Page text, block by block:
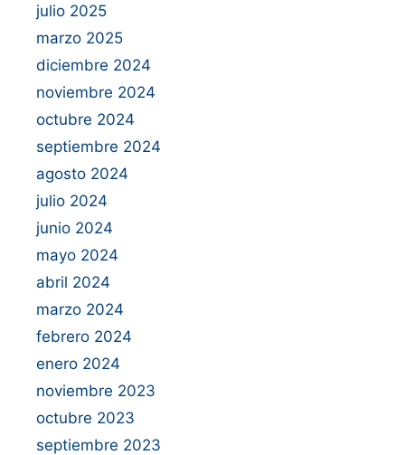
julio 2025
marzo 2025
diciembre 2024
noviembre 2024
octubre 2024
septiembre 2024
agosto 2024
julio 2024
junio 2024
mayo 2024
abril 2024
marzo 2024
febrero 2024
enero 2024
noviembre 2023
octubre 2023
septiembre 2023